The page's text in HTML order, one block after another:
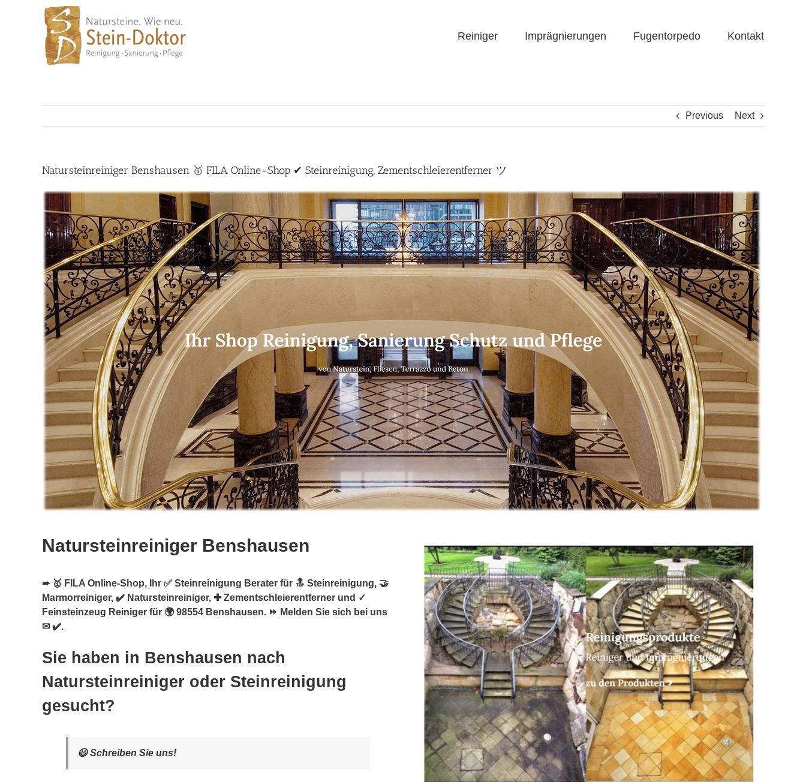
Reiniger Imprägnierungen Fugentorpedo Kontakt
Previous Next
Natursteinreiniger Benshausen 🥇 FILA Online-Shop ✔ Steinreinigung, Zementschleierentferner ツ
Natursteinreiniger Benshausen
➨ 🥇 FILA Online-Shop, Ihr ✅ Steinreinigung Berater für 🔝 Steinreinigung, 🤝
Marmorreiniger, ✔️ Natursteinreiniger, ✚ Zementschleierentferner und ✓
Feinsteinzeug Reiniger für 🌍 98554 Benshausen. ⏩ Melden Sie sich bei uns
✉ ✔️.
Sie haben in Benshausen nach
Natursteinreiniger oder Steinreinigung
gesucht?
😃 Schreiben Sie uns!